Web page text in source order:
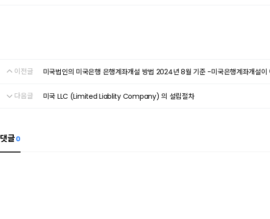
이전글 미국법인의 미국은행 은행계좌개설 방법 2024년 8월 기준 -미국은행계좌개설
다음글 미국 LLC (Limited Liablity Company) 의 설립절차
댓글0